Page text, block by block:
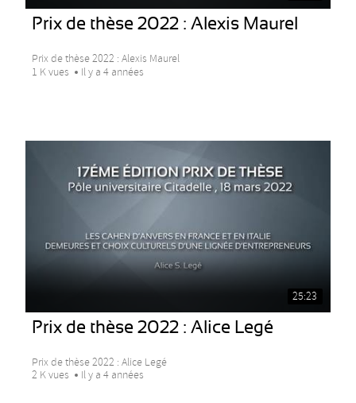
Prix de thèse 2022 : Alexis Maurel
Prix de thèse 2022 : Alexis Maurel
1 K vues
Il y a 4 années
25:23
Prix de thèse 2022 : Alice Legé
Prix de thèse 2022 : Alice Legé
2 K vues
Il y a 4 années